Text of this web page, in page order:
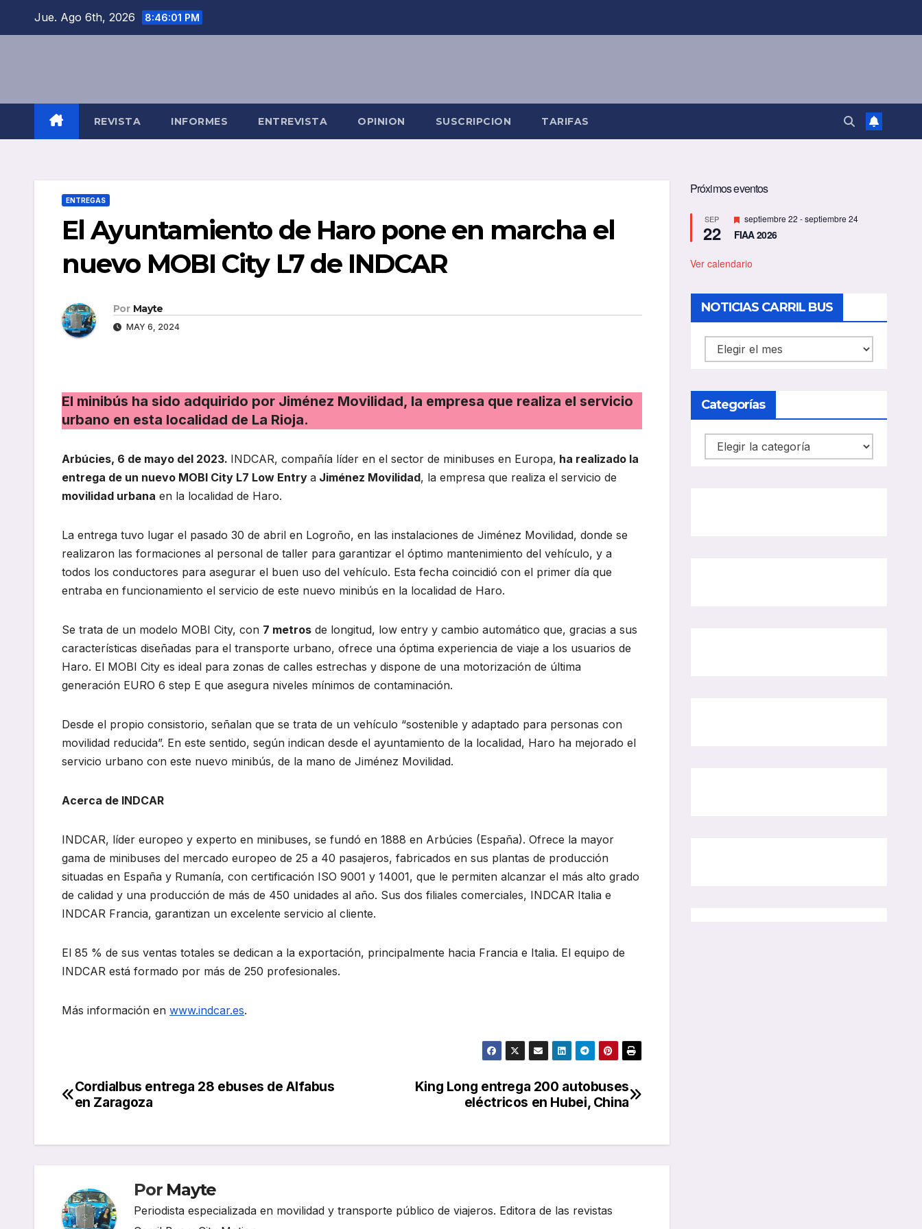
Jue. Ago 6th, 2026 8:46:02 PM
REVISTA INFORMES ENTREVISTA OPINION SUSCRIPCION TARIFAS
ENTREGAS
El Ayuntamiento de Haro pone en marcha el
nuevo MOBI City L7 de INDCAR
Por Mayte
MAY 6, 2024
El minibús ha sido adquirido por Jiménez Movilidad, la empresa que realiza el servicio
urbano en esta localidad de La Rioja.
Arbúcies, 6 de mayo del 2023. INDCAR, compañía líder en el sector de minibuses en Europa, ha realizado la
entrega de un nuevo MOBI City L7 Low Entry a Jiménez Movilidad, la empresa que realiza el servicio de
movilidad urbana en la localidad de Haro.
La entrega tuvo lugar el pasado 30 de abril en Logroño, en las instalaciones de Jiménez Movilidad, donde se
realizaron las formaciones al personal de taller para garantizar el óptimo mantenimiento del vehículo, y a
todos los conductores para asegurar el buen uso del vehículo. Esta fecha coincidió con el primer día que
entraba en funcionamiento el servicio de este nuevo minibús en la localidad de Haro.
Se trata de un modelo MOBI City, con 7 metros de longitud, low entry y cambio automático que, gracias a sus
características diseñadas para el transporte urbano, ofrece una óptima experiencia de viaje a los usuarios de
Haro. El MOBI City es ideal para zonas de calles estrechas y dispone de una motorización de última
generación EURO 6 step E que asegura niveles mínimos de contaminación.
Desde el propio consistorio, señalan que se trata de un vehículo “sostenible y adaptado para personas con
movilidad reducida”. En este sentido, según indican desde el ayuntamiento de la localidad, Haro ha mejorado el
servicio urbano con este nuevo minibús, de la mano de Jiménez Movilidad.
Acerca de INDCAR
INDCAR, líder europeo y experto en minibuses, se fundó en 1888 en Arbúcies (España). Ofrece la mayor
gama de minibuses del mercado europeo de 25 a 40 pasajeros, fabricados en sus plantas de producción
situadas en España y Rumanía, con certificación ISO 9001 y 14001, que le permiten alcanzar el más alto grado
de calidad y una producción de más de 450 unidades al año. Sus dos filiales comerciales, INDCAR Italia e
INDCAR Francia, garantizan un excelente servicio al cliente.
El 85 % de sus ventas totales se dedican a la exportación, principalmente hacia Francia e Italia. El equipo de
INDCAR está formado por más de 250 profesionales.
Más información en www.indcar.es.
Navegación
entradas
King Long entrega 200 autobuses
eléctricos en Hubei, China
Cordialbus entrega 28 ebuses de Alfabus
en Zaragoza
Por Mayte
Periodista especializada en movilidad y transporte público de viajeros. Editora de las revistas
Próximos eventos
SEP
22
D
e
s
a
d
o
septiembre 22 -septiembre 24
FIAA 2026
Ver calendario
NOTICIAS CARRIL BUS
NOTICIAS
CARRIL
Categorías
Categorías